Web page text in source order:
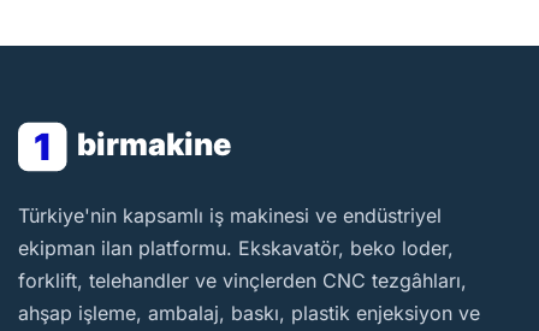
1 birmakine
BirMakine
Türkiye'nin kapsamlı iş makinesi ve endüstriyel
ekipman ilan platformu. Ekskavatör, beko loder,
forklift, telehandler ve vinçlerden CNC tezgâhları,
ahşap işleme, ambalaj, baskı, plastik enjeksiyon ve